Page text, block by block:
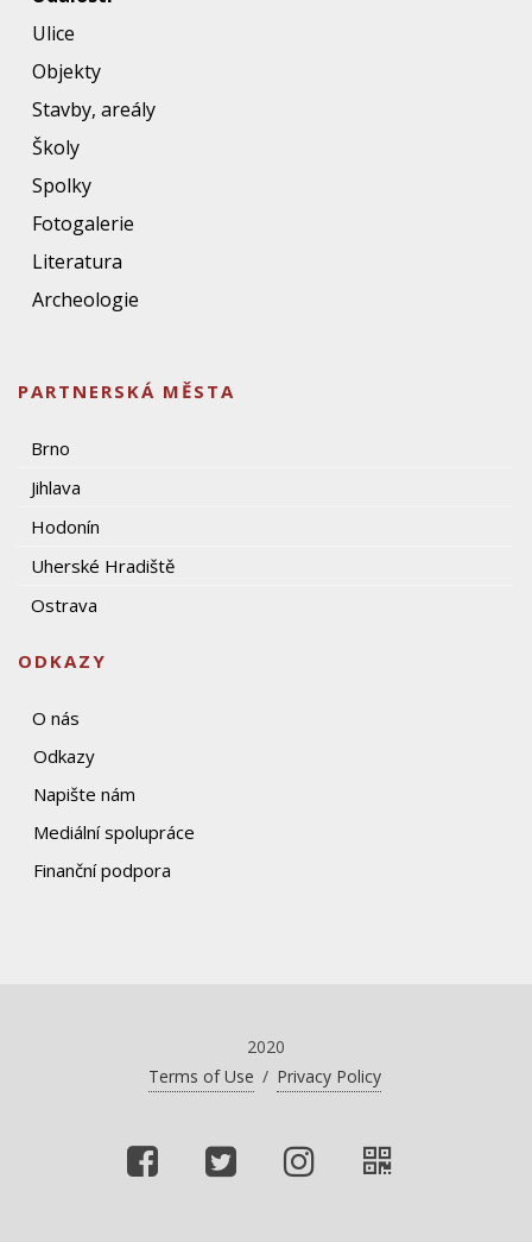
Ulice
Objekty
Stavby, areály
Školy
Spolky
Fotogalerie
Literatura
Archeologie
PARTNERSKÁ MĚSTA
Brno
Jihlava
Hodonín
Uherské Hradiště
Ostrava
ODKAZY
O nás
Odkazy
Napište nám
Mediální spolupráce
Finanční podpora
2020
Terms of Use / Privacy Policy